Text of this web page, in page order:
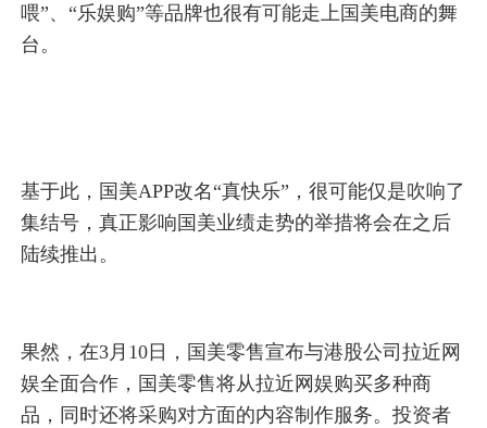
喂”、“乐娱购”等品牌也很有可能走上国美电商的舞
台。
基于此，国美APP改名“真快乐”，很可能仅是吹响了
集结号，真正影响国美业绩走势的举措将会在之后
陆续推出。
果然，在3月10日，国美零售宣布与港股公司拉近网
娱全面合作，国美零售将从拉近网娱购买多种商
品，同时还将采购对方面的内容制作服务。投资者